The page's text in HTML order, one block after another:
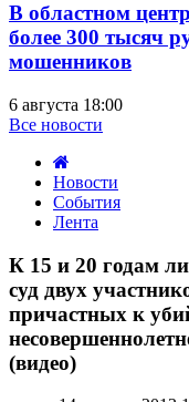
В областном
более 300 тысяч
мошенников
6 августа 18:00
Все новости
Новости
События
Лента
15
20
годам
лишения
свободы
приговорил
К 15 и 20 годам
суд двух
причастных к
(видео)